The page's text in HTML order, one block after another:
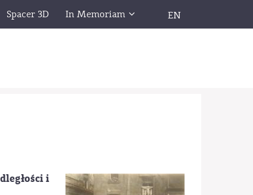
Spacer 3D In Memoriam EN
i